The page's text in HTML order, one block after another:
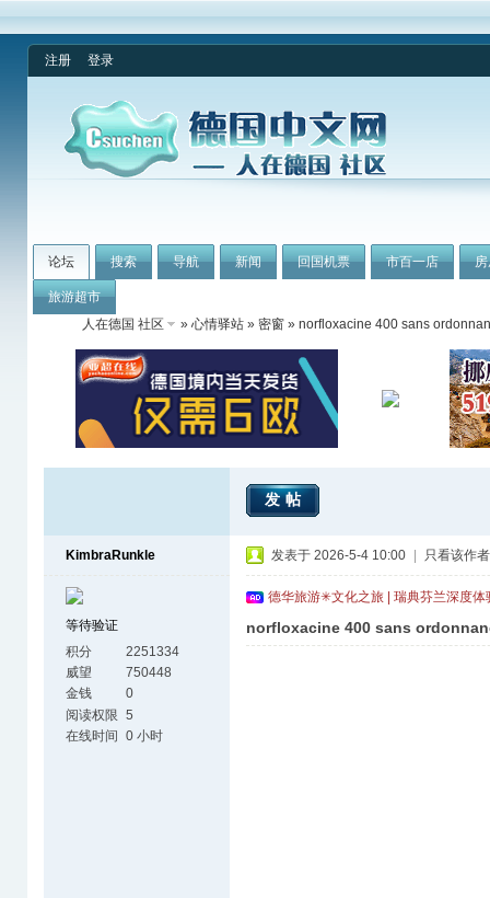
注册 登录
论坛 搜索 导航 新闻 回国机票 市百一店
旅游超市
人在德国 社区
» 心情驿站 » 密窗 » norfloxacine 400 sans
发帖
KimbraRunkle
等待验证
积分
2251334
威望
750448
金钱
0
阅读权限 5
在线时间 0 小时
发表于 2026-5-4 10:00 只看该作者
德华旅游✳文化之旅 | 瑞典芬兰深度
norfloxacine 400 sans